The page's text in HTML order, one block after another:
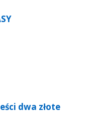
dwa złote